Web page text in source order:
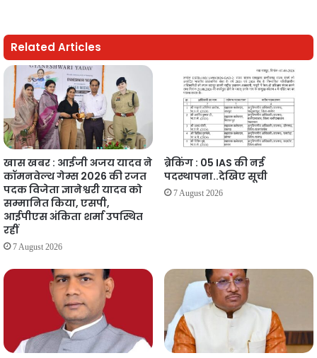
Related Articles
खास खबर : आईजी अजय यादव ने
कॉमनवेल्थ गेम्स 2026 की रजत
पदक विजेता ज्ञानेश्वरी यादव को
सम्मानित किया, एसपी,
आईपीएस अंकिता शर्मा उपस्थित
रहीं
7 August 2026
ब्रेकिंग : 05 IAS की नई
पदस्थापना..देखिए सूची
7 August 2026